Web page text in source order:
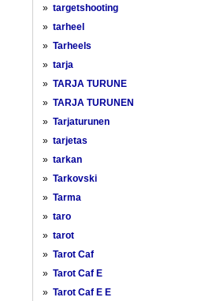
» targetshooting
» tarheel
» Tarheels
» tarja
» TARJA TURUNE
» TARJA TURUNEN
» Tarjaturunen
» tarjetas
» tarkan
» Tarkovski
» Tarma
» taro
» tarot
» Tarot Caf
» Tarot Caf E
» Tarot Caf E E